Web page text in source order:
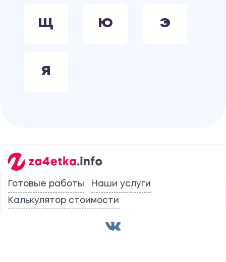
Щ Ю Э
Я
Готовые работы
Наши услуги
Калькулятор стоимости